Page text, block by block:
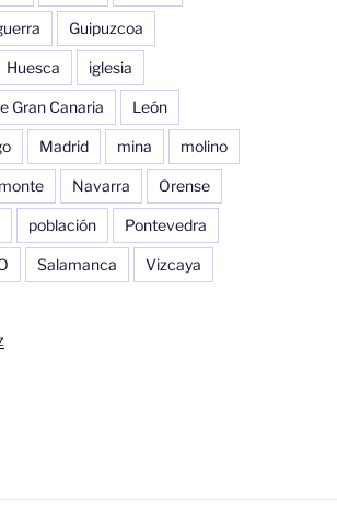
Guipuzcoa
Huesca iglesia
Gran Canaria León
Madrid mina molino
monte Navarra Orense
población Pontevedra
Salamanca Vizcaya